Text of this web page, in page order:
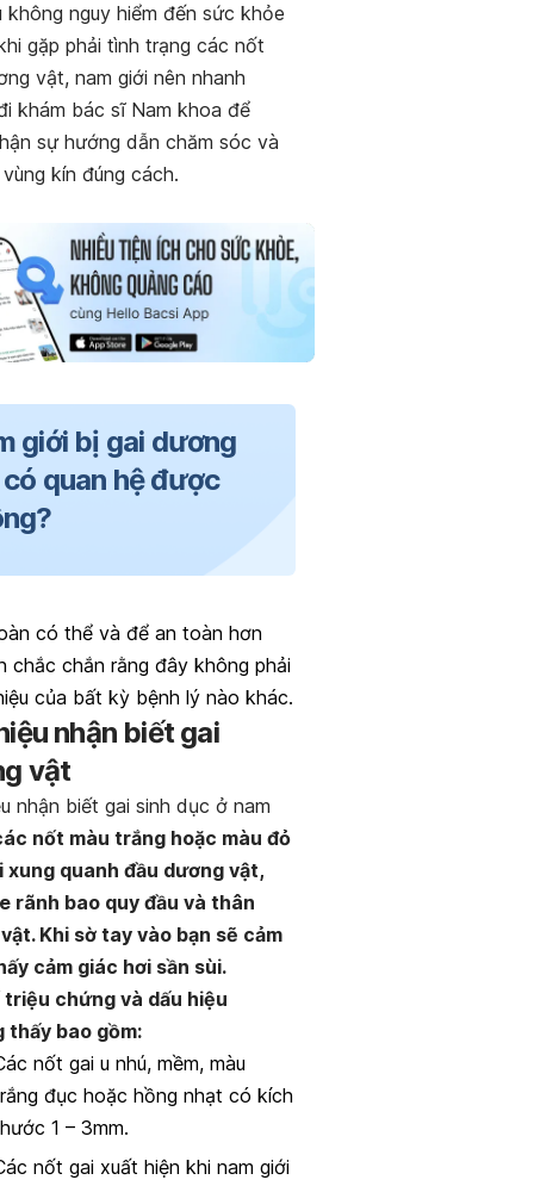
không nguy hiểm đến sức khỏe
gặp phải tình trạng các nốt
vật, nam giới nên nhanh
khám bác sĩ Nam khoa để
sự hướng dẫn chăm sóc và
kín đúng cách.
giới bị gai dương
quan hệ được
có thể và để an toàn hơn
chắc chắn rằng đây không phải
của bất kỳ bệnh lý nào khác.
nhận biết gai
vật
nhận biết gai sinh dục ở nam
nốt màu trắng hoặc màu đỏ
xung quanh đầu dương vật,
rãnh bao quy đầu và thân
Khi sờ tay vào bạn sẽ cảm
cảm giác hơi sần sùi.
triệu chứng và dấu hiệu
thấy bao gồm:
nốt gai u nhú, mềm, màu
đục hoặc hồng nhạt có kích
1 – 3mm.
nốt gai xuất hiện khi nam giới